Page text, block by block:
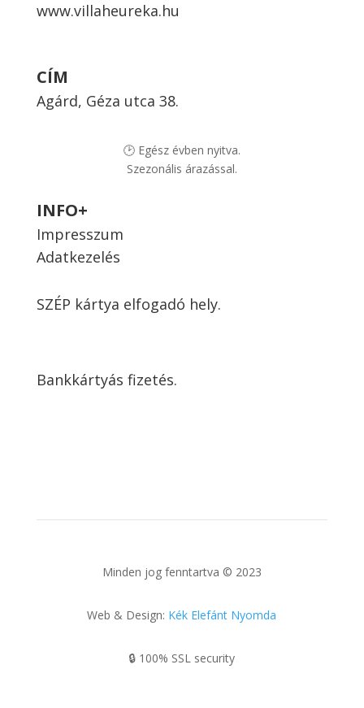
www.villaheureka.hu
CÍM
Agárd, Géza utca 38.
🕑 Egész évben nyitva.
Szezonális árazással.
INFO+
Impresszum
Adatkezelés
SZÉP kártya elfogadó hely.
Bankkártyás fizetés.
Minden jog fenntartva © 2023
Web & Design: Kék Elefánt Nyomda
🔒 100% SSL security